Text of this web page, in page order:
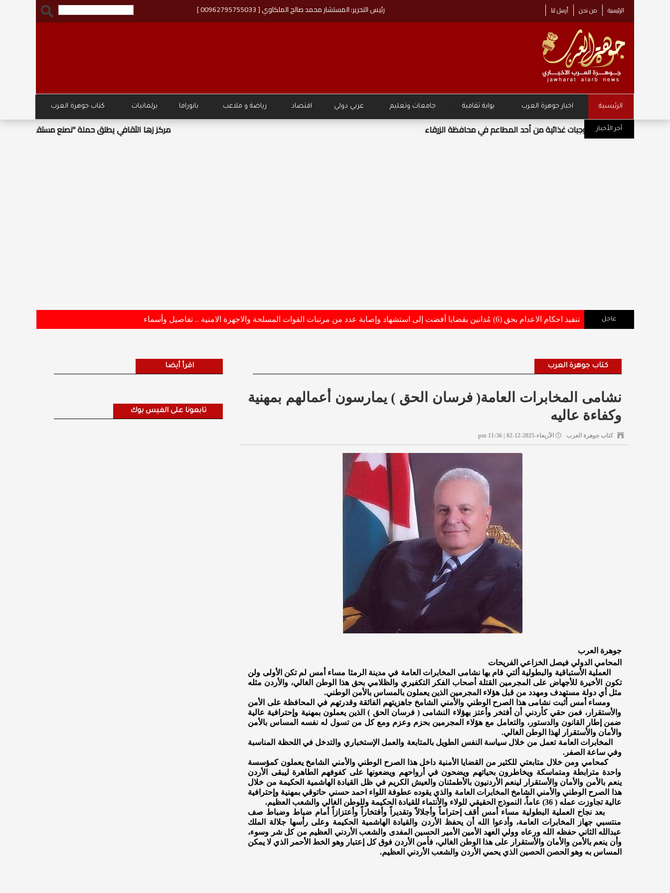
الرئيسية من نحن أرسل لنا رئيس التحرير: المستشار محمد صالح الملكاوي [ 00962795755033 ]
الرئيسية اخبار جوهرة العرب بوابة ثقافية جامعات وتعليم عربي دولي اقتصاد رياضة و ملاعب بانوراما برلمانيات كتاب جوهرة العرب
آخر الأخبار مركز زها الثقافي يطلق حملة "نصنع مستقبل اليافعين والشباب"
عاجل تنفيذ احكام الاعدام بحق (6) مُدانين بقضايا أفضت إلى استشهاد وإصابة عدد من مرتبات القوات المسلحة والاجهزة الامنية .. تفاصيل وأسماء
كتاب جوهرة العرب
نشامى المخابرات العامة( فرسان الحق ) يمارسون أعمالهم بمهنية
وكفاءة عاليه
كتاب جوهرة العرب الأربعاء-2025-12-02 | 11:36 pm
جوهرة العرب
المحامي الدولي فيصل الخزاعي الفريحات
العملية الأستباقية والبطولية ألتي قام بها نشامى المخابرات العامة في مدينة الرمثا مساء أمس لم تكن الأولى ولن
تكون الأخيرة للأجهاض على المجرمين القتلة أصحاب الفكر التكفيري والظلامي بحق هذا الوطن الغالي، والأردن مثله
مثل أي دولة مستهدف ومهدد من قبل هؤلاء المجرمين الذين يعملون بالمساس بالأمن الوطني.
ومساء أمس أثبت نشامى هذا الصرح الوطني والأمني الشامخ جاهزيتهم الفائقة وقدرتهم في المحافظة على الأمن
والأستقرار، فمن حقي كأردني أن أفتخر وأعتز بهؤلاء النشامى ( فرسان الحق ) الذين يعملون بمهنية وإحترافية عالية
ضمن إطار القانون والدستور، والتعامل مع هؤلاء المجرمين بحزم وعزم ومع كل من تسول له نفسه المساس بالأمن
والأمان والأستقرار لهذا الوطن الغالي.
المخابرات العامة تعمل من خلال سياسة النفس الطويل بالمتابعة والعمل الإستخباري والتدخل في اللحظة المناسبة
وفي ساعة الصفر.
كمحامي ومن خلال متابعتي للكثير من القضايا الأمنية داخل هذا الصرح الوطني والأمني الشامخ يعملون كمؤسسة
واحدة مترابطة ومتماسكة ويخاطرون بحياتهم ويضحون في أرواحهم ويضعونها على كفوفهم الطاهرة ليبقى الأردن
ينعم بالأمن والأمان والأستقرار لينعم الأردنيون بالأطمئنان والعيش الكريم في ظل القيادة الهاشمية الحكيمة من خلال
هذا الصرح الوطني والأمني الشامخ المخابرات العامة والذي يقوده عطوفة اللواء احمد حسني حاتوقي بمهنية وإحترافية
عالية تجاوزت عمله ( 36) عاماً، النموذج الحقيقي للولاء والأنتماء للقيادة الحكيمة وللوطن الغالي والشعب العظيم.
بعد نجاح العملية البطولية مساء أمس أقف إحتراماً وأجلالاً وتقديراً وأفتخاراً وأعتزازاً أمام ضباط وضباط صف
منتسبي جهاز المخابرات العامة، وأدعوا الله أن يحفظ الأردن والقيادة الهاشمية الحكيمة وعلى رأسها جلالة الملك
عبدالله الثاني حفظه الله ورعاه وولي العهد الأمين الأمير الحسين المفدى والشعب الأردني العظيم من كل شر وسوء،
وأن ينعم بالأمن والأمان والأستقرار على هذا الوطن الغالي، فأمن الأردن فوق كل إعتبار وهو الخط الأحمر الذي لا يمكن
المساس به وهو الحصن الحصين الذي يحمي الأردن والشعب الأردني العظيم.
اقرأ أيضا
تابعونا على الفيس بوك